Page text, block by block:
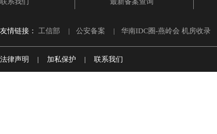
友情链接： 工信部 | 公安备案 | 华南IDC圈-燕岭会 机房收录
法律声明 | 加私保护 | 联系我们